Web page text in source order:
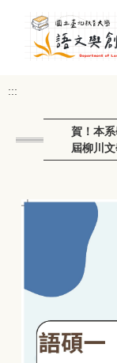
容
:::
賀！本
屆柳川文